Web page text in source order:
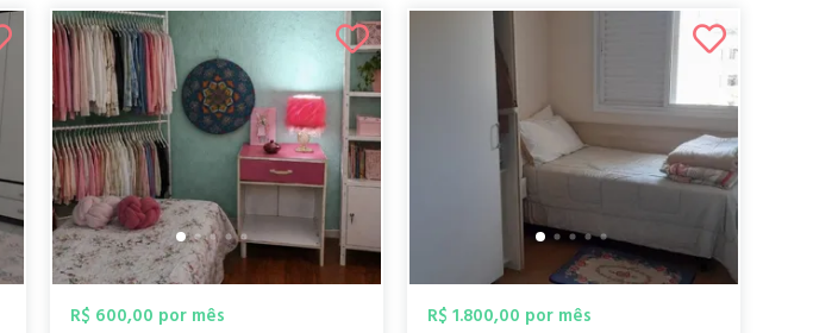
R$ 600,00 por mês R$ 1.800,00 por mês